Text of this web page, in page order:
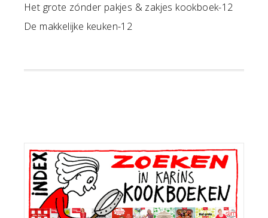
Het grote zónder pakjes & zakjes kookboek-12
De makkelijke keuken-12
Primaire
Sidebar